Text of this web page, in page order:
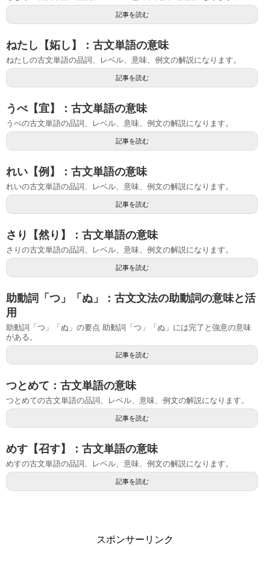
記事を読む
ねたし【妬し】：古文単語の意味
ねたしの古文単語の品詞、レベル、意味、例文の解説になります。
記事を読む
うべ【宜】：古文単語の意味
うべの古文単語の品詞、レベル、意味、例文の解説になります。
記事を読む
れい【例】：古文単語の意味
れいの古文単語の品詞、レベル、意味、例文の解説になります。
記事を読む
さり【然り】：古文単語の意味
さりの古文単語の品詞、レベル、意味、例文の解説になります。
記事を読む
助動詞「つ」「ぬ」：古文文法の助動詞の意味と活
用
助動詞「つ」「ぬ」の要点 助動詞「つ」「ぬ」には完了と強意の意味
がある。
記事を読む
つとめて：古文単語の意味
つとめての古文単語の品詞、レベル、意味、例文の解説になります。
記事を読む
めす【召す】：古文単語の意味
めすの古文単語の品詞、レベル、意味、例文の解説になります。
記事を読む
スポンサーリンク